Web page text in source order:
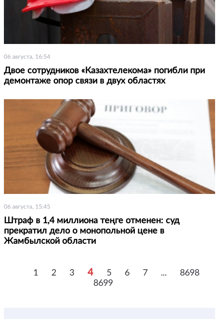
06 августа, 16:54
Двое сотрудников «Казахтелекома» погибли при
демонтаже опор связи в двух областях
06 августа, 15:45
Штраф в 1,4 миллиона теңге отменен: суд
прекратил дело о монопольной цене в
Жамбылской области
1 2 3 4 5 6 7 ...
8698
8699